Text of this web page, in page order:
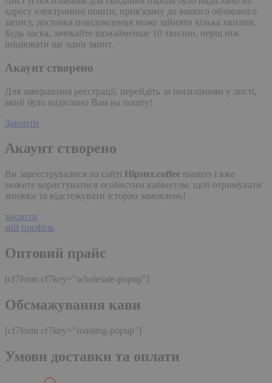
адресу електронної пошти, прив'язану до вашого облікового
запису, доставка повідомлення може зайняти кілька хвилин.
Будь ласка, зачекайте щонайменше 10 хвилин, перш ніж
ініціювати ще один запит.
Акаунт створено
Для завершення реєстрації, перейдіть за посиланням у листі,
який було надіслано Вам на пошту!
Закрити
Акаунт створено
Ви зареєструвалися на сайті Hipster.coffee roasters і вже
можете користуватися особистим кабінетом, щоб отримувати
знижки та відстежувати історію замовлень!
закрити
мій профіль
Оптовий прайс
[cf7form cf7key="wholesale-popup"]
Обсмажування кави
[cf7form cf7key="roasting-popup"]
Умови доставки та оплати